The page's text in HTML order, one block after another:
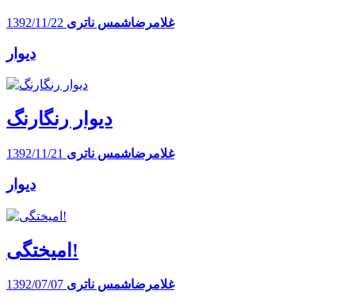
غلامرضاشمس ناتری 1392/11/22
دیوار
دیوار رنگارنگ
غلامرضاشمس ناتری 1392/11/21
دیوار
امیختگی!
غلامرضاشمس ناتری 1392/07/07